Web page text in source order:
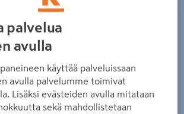
palvelua
avulla
käyttää palveluissaan
avulla palvelumme toimivat
Lisäksi evästeiden avulla mitataan
sekä mahdollistetaan